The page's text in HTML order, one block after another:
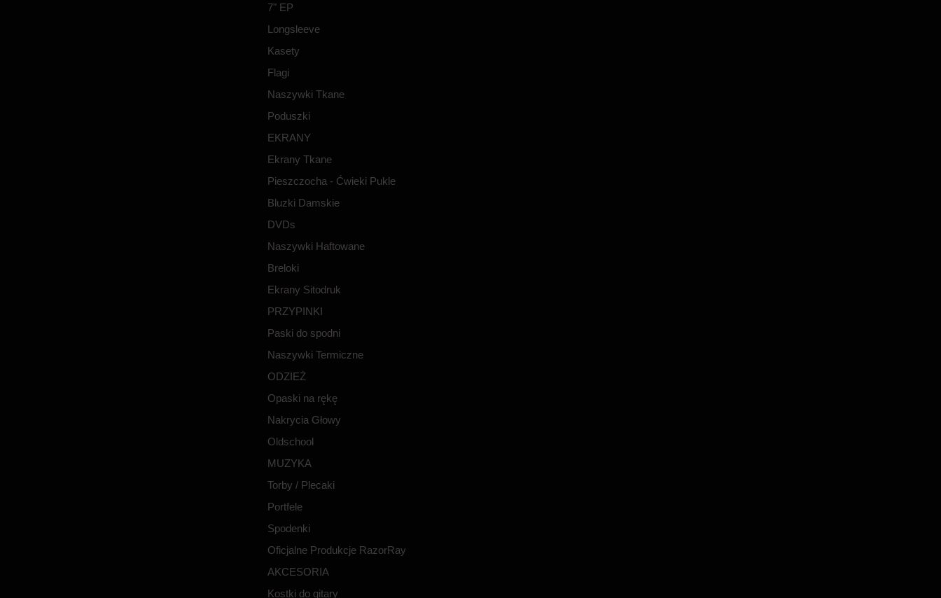
7" EP
Longsleeve
Kasety
Flagi
Naszywki Tkane
Poduszki
EKRANY
Ekrany Tkane
Pieszczocha - Ćwieki Pukle
Bluzki Damskie
DVDs
Naszywki Haftowane
Breloki
Ekrany Sitodruk
PRZYPINKI
Paski do spodni
Naszywki Termiczne
ODZIEŻ
Opaski na rękę
Nakrycia Głowy
Oldschool
MUZYKA
Torby / Plecaki
Portfele
Spodenki
Oficjalne Produkcje RazorRay
AKCESORIA
Kostki do gitary